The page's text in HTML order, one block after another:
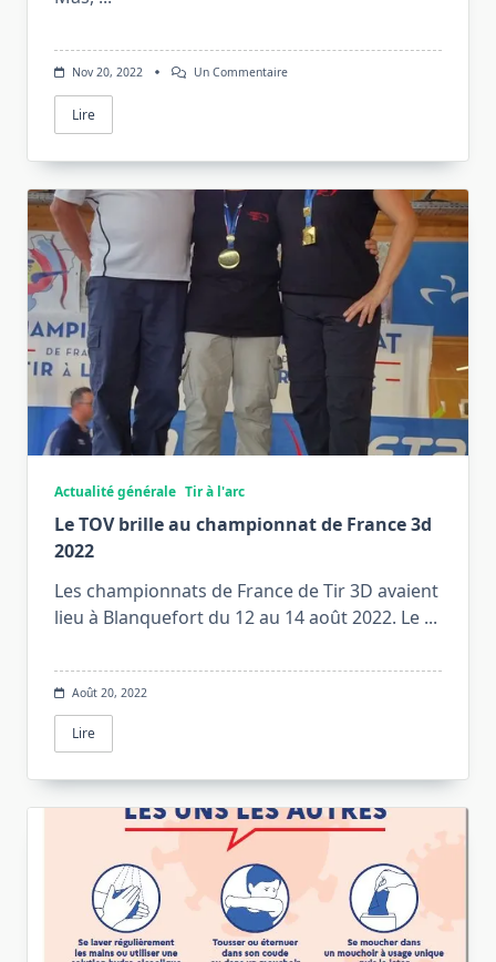
Nov 20, 2022 Un CommentaireSur
Lire
Actualité générale Tir à l'arc
Le TOV brille au championnat de France 3d
2022
Les championnats de France de Tir 3D avaient
lieu à Blanquefort du 12 au 14 août 2022. Le ...
Août 20, 2022
Lire